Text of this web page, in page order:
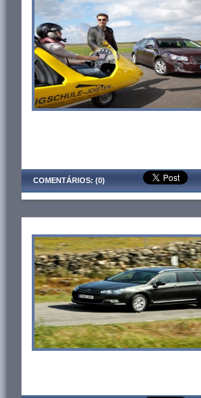
COMENTÁRIOS: (0)